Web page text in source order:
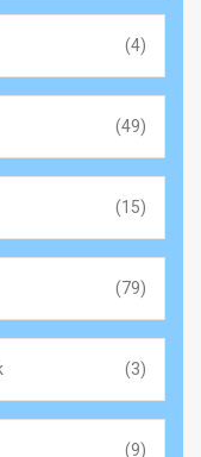
(4)
(49)
(15)
(79)
(3)
(9)